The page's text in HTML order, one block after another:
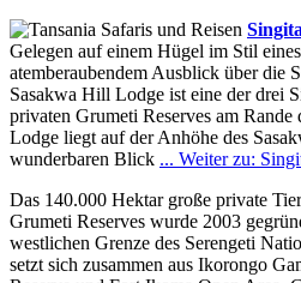
Gelegen auf einem Hügel im Stil
atemberaubendem Ausblick über die
Sasakwa Hill Lodge ist eine der drei
privaten Grumeti Reserves am
Lodge liegt auf der Anhöhe des
wunderbaren Blick ... Weiter zu:
Das 140.000 Hektar große private
Grumeti Reserves wurde 2003
westlichen Grenze des Serengeti
setzt sich zusammen aus Ikorongo